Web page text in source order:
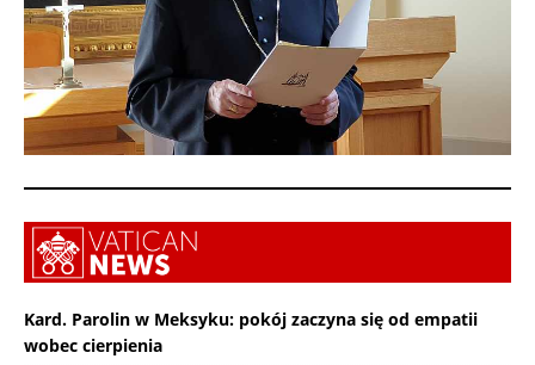
Kard. Parolin w Meksyku: pokój zaczyna się od empatii
wobec cierpienia